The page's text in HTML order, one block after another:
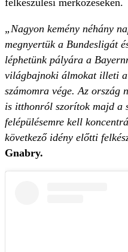
felkészülési mérkőzéseken.
„Nagyon kemény néhány
megnyertük a Bundesligát
léphetünk pályára a
világbajnoki álmokat illeti
számomra vége. Az ország
is itthonról szorítok majd a
felépülésemre kell
következő idény előtti
Gnabry.